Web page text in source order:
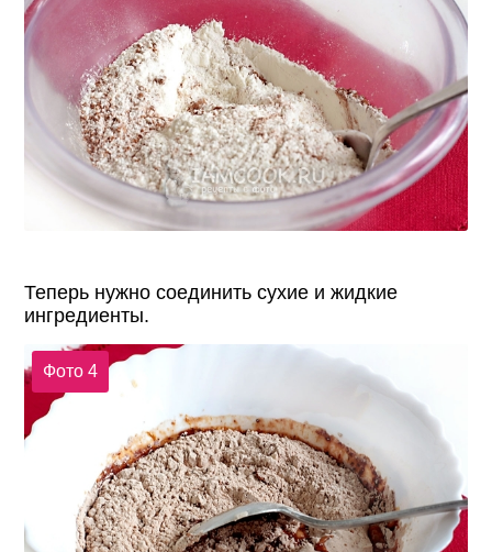
Теперь нужно соединить сухие и жидкие
ингредиенты.
Фото 4